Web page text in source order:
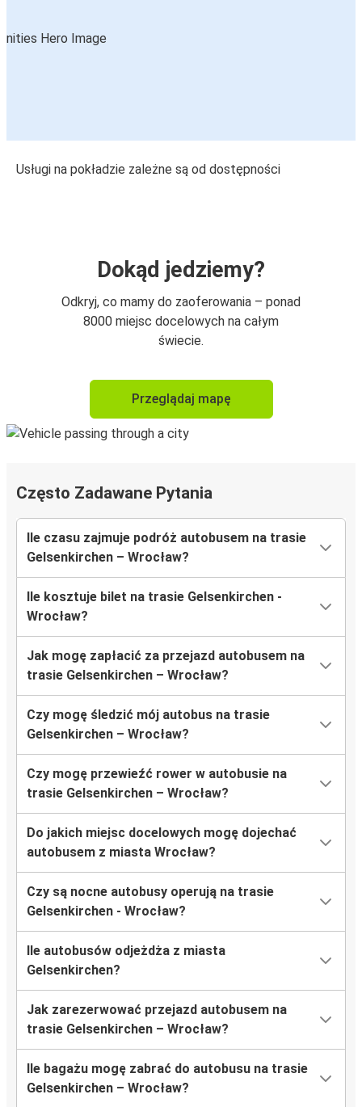
Usługi na pokładzie zależne są od dostępności
Dokąd jedziemy?
Odkryj, co mamy do zaoferowania – ponad
8000 miejsc docelowych na całym
świecie.
Przeglądaj mapę
Często Zadawane Pytania
Ile czasu zajmuje podróż autobusem na trasie
Gelsenkirchen – Wrocław?
Ile kosztuje bilet na trasie Gelsenkirchen -
Wrocław?
Jak mogę zapłacić za przejazd autobusem na
trasie Gelsenkirchen – Wrocław?
Czy mogę śledzić mój autobus na trasie
Gelsenkirchen – Wrocław?
Czy mogę przewieźć rower w autobusie na
trasie Gelsenkirchen – Wrocław?
Do jakich miejsc docelowych mogę dojechać
autobusem z miasta Wrocław?
Czy są nocne autobusy operują na trasie
Gelsenkirchen - Wrocław?
Ile autobusów odjeżdża z miasta
Gelsenkirchen?
Jak zarezerwować przejazd autobusem na
trasie Gelsenkirchen – Wrocław?
Ile bagażu mogę zabrać do autobusu na trasie
Gelsenkirchen – Wrocław?